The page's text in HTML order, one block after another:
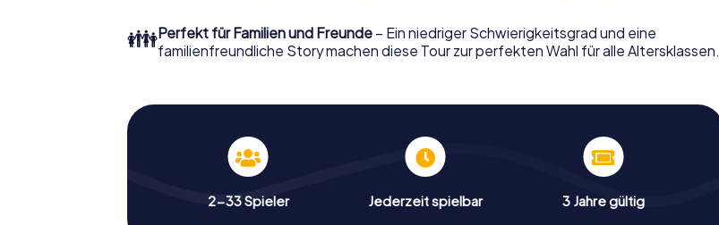
👪Perfekt für Familien und Freunde – Ein niedriger Schwierigkeitsgrad und eine
familienfreundliche Story machen diese Tour zur perfekten Wahl für alle Altersklassen.
2-33 Spieler Jederzeit spielbar 3 Jahre gültig